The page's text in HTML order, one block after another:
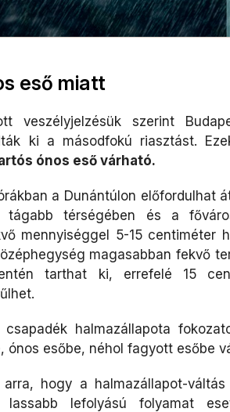
eső miatt
veszélyjelzésük szerint
ki a másodfokú riasztást.
ónos eső várható.
a Dunántúlon előfordulhat
tágabb térségében és a
mennyiséggel 5-15 centiméter
magasabban fekvő
tarthat ki, errefelé 15
halmazállapota
ónos esőbe, néhol fagyott esőbe
hogy a halmazállapot-
lassabb lefolyású folyamat